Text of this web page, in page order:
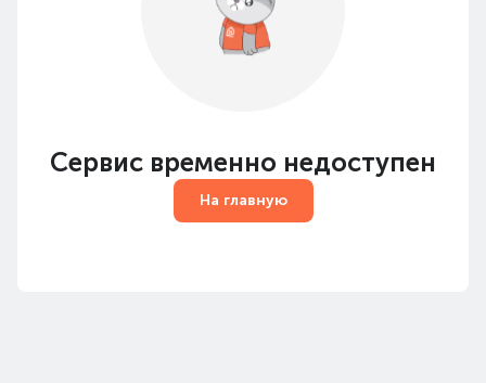
Сервис временно недоступен
На главную